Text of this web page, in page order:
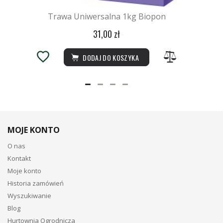
Trawa Uniwersalna 1kg Biopon
31,00 zł
DODAJ DO KOSZYKA
MOJE KONTO
O nas
Kontakt
Moje konto
Historia zamówień
Wyszukiwanie
Blog
Hurtownia Ogrodnicza